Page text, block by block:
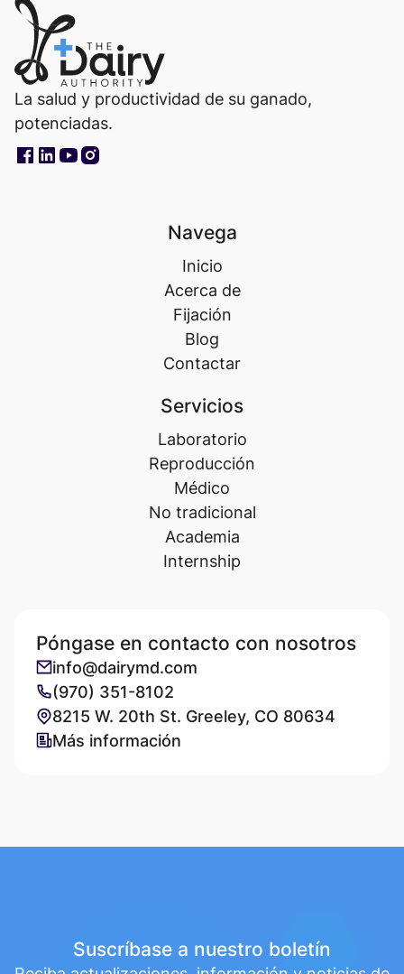
La salud y productividad de su ganado,
potenciadas.
Navega
Inicio
Acerca de
Fijación
Blog
Contactar
Servicios
Laboratorio
Reproducción
Médico
No tradicional
Academia
Internship
Póngase en contacto con nosotros
info@dairymd.com
(970) 351-8102
8215 W. 20th St. Greeley, CO 80634
Más información
Suscríbase a nuestro boletín